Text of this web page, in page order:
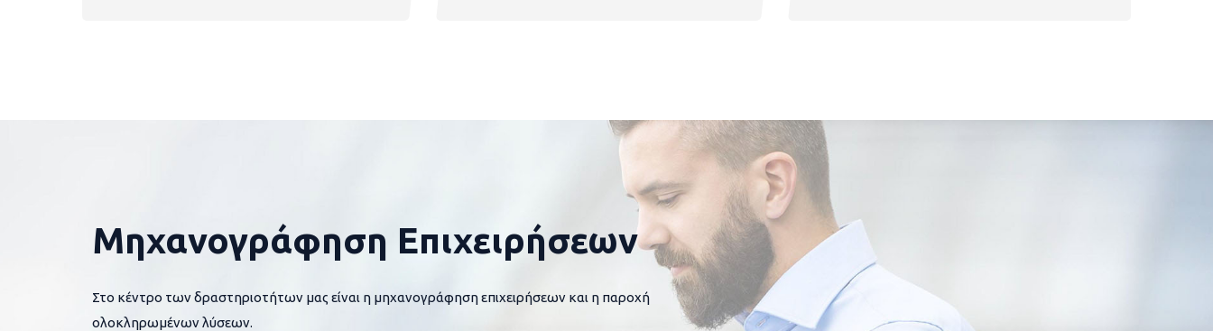
Μηχανογράφηση Επιχειρήσεων
Στο κέντρο των δραστηριοτήτων μας είναι η μηχανογράφηση επιχειρήσεων και η παροχή
ολοκληρωμένων λύσεων.